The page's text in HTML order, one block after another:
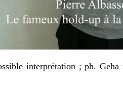
interprétation ; ph.